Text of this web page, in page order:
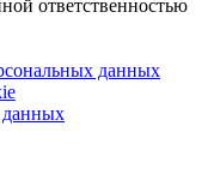
ответственностью
данных
данных